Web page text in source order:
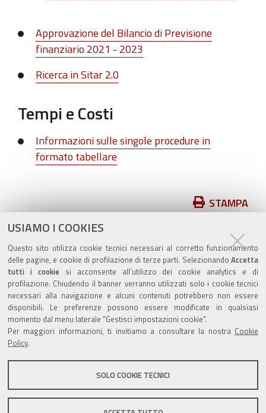
USIAMO I COOKIES
Questo sito utilizza cookie tecnici necessari al corretto funzionamento
delle pagine, e cookie di profilazione di terze parti. Selezionando Accetta
tutti i cookiesi acconsente all’utilizzo dei cookie analytics e di
profilazione. Chiudendo il banner verranno utilizzati solo i cookie tecnici
necessari alla navigazione e alcuni contenuti potrebbero non essere
disponibili. Le preferenze possono essere modificate in qualsiasi
momento dal menu laterale "Gestisci impostazioni cookie".
Per maggiori informazioni, ti invitiamo a consultare la nostra Cookie
Policy.
SOLO COOKIE TECNICI
Approvazione del Bilancio di Previsione
finanziario 2021 - 2023
Ricerca in Sitar 2.0
Tempi e Costi
Informazioni sulle singole procedure in
formato tabellare
documento
STAMPA
pubblicato il15/04/2021
ultima modifica04/11/2021
Valuta questo sito
Sito istituzionale Comune di Zola Predosa